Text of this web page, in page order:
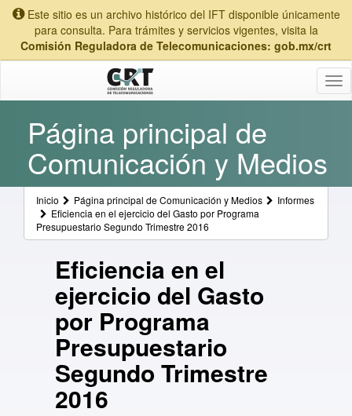
Este sitio es un archivo histórico del IFT disponible únicamente
para consulta. Para trámites y servicios vigentes, visita la
Comisión Reguladora de Telecomunicaciones: gob.mx/crt
Página principal de
Comunicación y Medios
Inicio Página principal de Comunicación y Medios
Informes
Eficiencia en el ejercicio del Gasto por Programa
Presupuestario Segundo Trimestre 2016
Eficiencia en el
ejercicio del Gasto
por Programa
Presupuestario
Segundo Trimestre
2016